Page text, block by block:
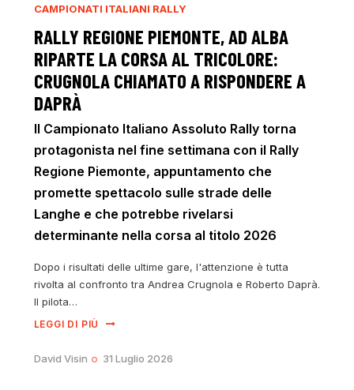
CAMPIONATI ITALIANI RALLY
RALLY REGIONE PIEMONTE, AD ALBA
RIPARTE LA CORSA AL TRICOLORE:
CRUGNOLA CHIAMATO A RISPONDERE A
DAPRÀ
Il Campionato Italiano Assoluto Rally torna
protagonista nel fine settimana con il Rally
Regione Piemonte, appuntamento che
promette spettacolo sulle strade delle
Langhe e che potrebbe rivelarsi
determinante nella corsa al titolo 2026
Dopo i risultati delle ultime gare, l'attenzione è tutta
rivolta al confronto tra Andrea Crugnola e Roberto Daprà.
Il pilota…
LEGGI DI PIÙ
David Visin 31 Luglio 2026